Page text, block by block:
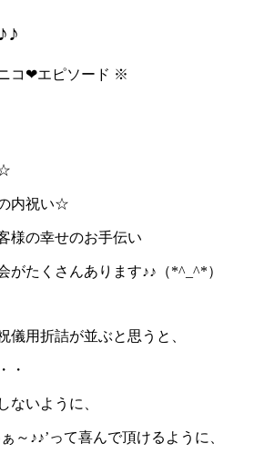
コ❤エピソード ※
内祝い☆
様の幸せのお手伝い
がたくさんあります♪♪（*^_^*）
儀用折詰が並ぶと思うと、
・
ないように、
～♪♪’って喜んで頂けるように、